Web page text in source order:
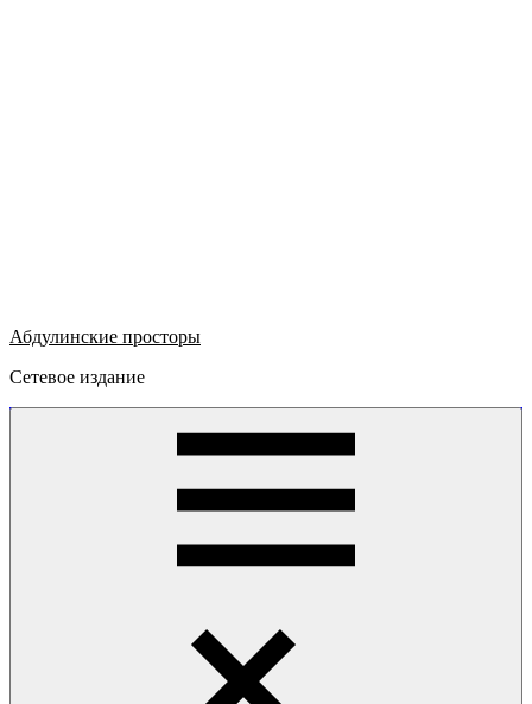
Абдулинские просторы
Сетевое издание